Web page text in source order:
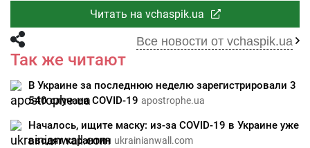
Читать на vchaspik.ua
Все новости от vchaspik.ua
Так же читают
​В Украине за последнюю неделю зарегистрировали 3
540 случаев COVID-19 apostrophe.ua
Началось, ищите маску: из-за COVID-19 в Украине уже
вводят карантин ukrainianwall.com